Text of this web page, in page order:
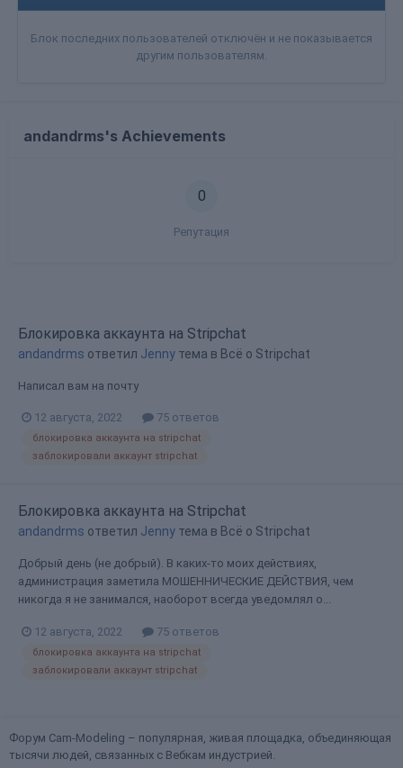
Блок последних пользователей отключён и не показывается
другим пользователям.
andandrms's Achievements
0
Репутация
Блокировка аккаунта на Stripchat
andandrms ответил Jenny тема в Всё о Stripchat
Написал вам на почту
12 августа, 2022 75 ответов
блокировка аккаунта на stripchat
заблокировали аккаунт stripchat
Блокировка аккаунта на Stripchat
andandrms ответил Jenny тема в Всё о Stripchat
Добрый день (не добрый). В каких-то моих действиях,
администрация заметила МОШЕННИЧЕСКИЕ ДЕЙСТВИЯ, чем
никогда я не занимался, наоборот всегда уведомлял о...
12 августа, 2022 75 ответов
блокировка аккаунта на stripchat
заблокировали аккаунт stripchat
Форум Cam-Modeling – популярная, живая площадка, объединяющая
тысячи людей, связанных с Вебкам индустрией.